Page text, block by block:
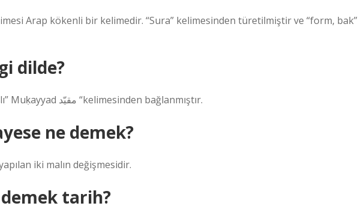
Arap kökenli bir kelimedir. “Sura” kelimesinden türetilmiştir ve “form, bak”
dilde?
Arapça, ḳyd’in kökü ile “bağlı” Muḳayyad مقيّد “kelimesinden bağlanmıştır.
ne demek?
iki malın değişmesidir.
tarih?